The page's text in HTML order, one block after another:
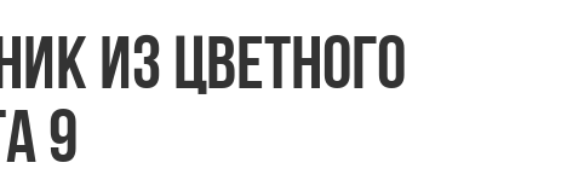
из цветного
9